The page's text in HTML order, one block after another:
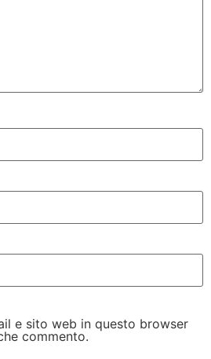
e sito web in questo browser
commento.